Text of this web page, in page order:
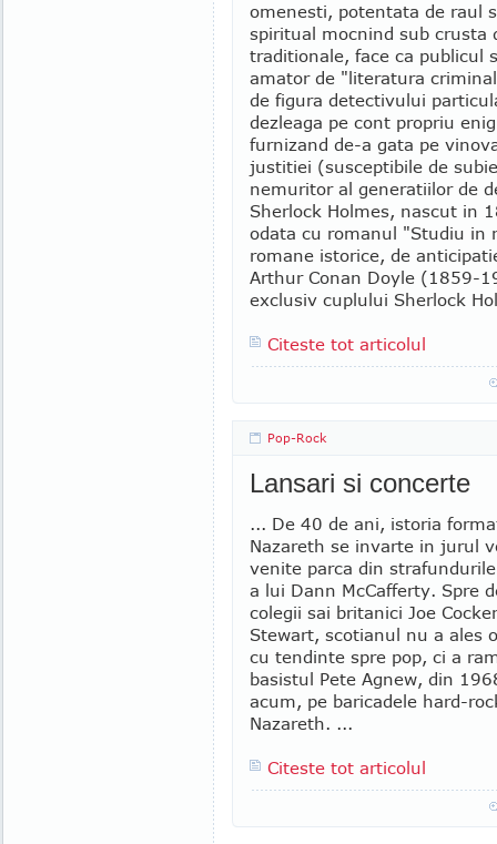
omenesti, potentata de raul
spiritual mocnind sub crusta
traditionale, face ca publicul
amator de "literatura
de figura detectivului
dezleaga pe cont propriu
furnizand de-a gata pe
justitiei (susceptibile de
nemuritor al generatiilor de
Sherlock Holmes, nascut in
odata cu romanul "Studiu in
romane istorice, de
Arthur Conan Doyle (1859-
exclusiv cuplului Sherlock
Citeste tot articolul
Pop-Rock
Lansari si concerte
... De 40 de ani, istoria
Nazareth se invarte in jurul
venite parca din
a lui Dann McCafferty. Spre
colegii sai britanici Joe
Stewart, scotianul nu a ales
cu tendinte spre pop, ci a
basistul Pete Agnew, din
acum, pe baricadele hard-
Nazareth. ...
Citeste tot articolul